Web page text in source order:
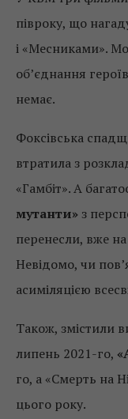
півроку, що
і «Месниками».
об’єднання
немає.
Фоксівська
втратила з
«Гамбіт». А
мутанти» з
перенесли, вже на
Невідомо, чи
асиміляцією
Також, змістили
липень 2021-го,
го, а «Смерть на
цього року.